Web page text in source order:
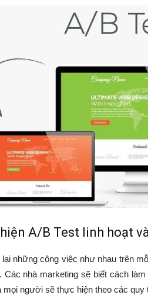
A/B Test linh hoạt
những công việc như nhau trên
Các nhà marketing sẽ biết cách
mọi người sẽ thực hiện theo các